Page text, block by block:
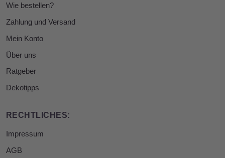
Wie bestellen?
Zahlung und Versand
Mein Konto
Über uns
Ratgeber
Dekotipps
RECHTLICHES:
Impressum
AGB